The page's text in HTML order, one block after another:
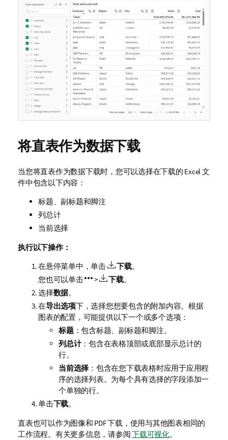
将直表作为数据下载
当您将直表作为数据下载时，您可以选择在下载的 Excel文
件中包含以下内容：
标题、副标题和脚注
列总计
当前选择
执行以下操作：
在悬停菜单中，单击
下载。
您也可以单击
> 下载。
选择数据。
在导出选项下，选择您想要包含的附加内容。根据
图表的配置，可能提供以下一个或多个选项：
标题：包含标题、副标题和脚注。
列总计：包含在表格顶部或底部显示总计的
行。
当前选择 ：包含在您下载表格时应用于应用程
序的选择列表。为每个具有选择的字段添加一
个单独的行。
单击下载。
直表也可以作为图像和 PDF 下载，使用与其他图表相同的
工作流程。有关更多信息，请参阅下载可视化。